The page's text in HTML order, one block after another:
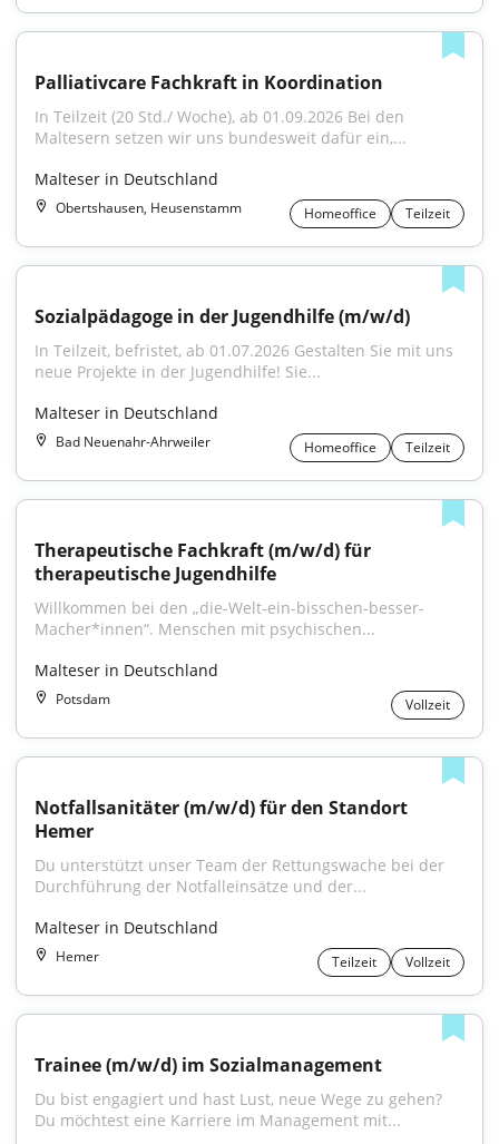
Palliativcare Fachkraft in Koordination
In Teilzeit (20 Std./ Woche), ab 01.09.2026 Bei den
Maltesern setzen wir uns bundesweit dafür ein,...
Malteser in Deutschland
Obertshausen, Heusenstamm Homeoffice Teilzeit
Sozialpädagoge in der Jugendhilfe (m/w/d)
In Teilzeit, befristet, ab 01.07.2026 Gestalten Sie mit uns
neue Projekte in der Jugendhilfe! Sie...
Malteser in Deutschland
Bad Neuenahr-Ahrweiler Homeoffice Teilzeit
Therapeutische Fachkraft (m/w/d) für
therapeutische Jugendhilfe
Willkommen bei den „die-Welt-ein-bisschen-besser-
Macher*innen“. Menschen mit psychischen...
Malteser in Deutschland
Potsdam Vollzeit
Notfallsanitäter (m/w/d) für den Standort
Hemer
Du unterstützt unser Team der Rettungswache bei der
Durchführung der Notfalleinsätze und der...
Malteser in Deutschland
Hemer Teilzeit Vollzeit
Trainee (m/w/d) im Sozialmanagement
Du bist engagiert und hast Lust, neue Wege zu gehen?
Du möchtest eine Karriere im Management mit...